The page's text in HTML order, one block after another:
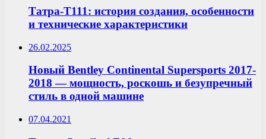
Татра-Т111: история создания, особенности
и технические характеристики
26.02.2025
Новый Bentley Continental Supersports 2017-
2018 — мощность, роскошь и безупречный
стиль в одной машине
07.04.2021